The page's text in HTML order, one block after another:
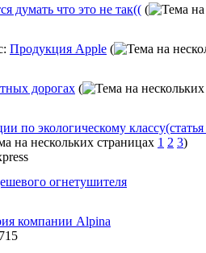
думать что это не так(( (
Продукция Apple (
дорогах (
по экологическому
1 2 3)
огнетушителя
компании Alpina